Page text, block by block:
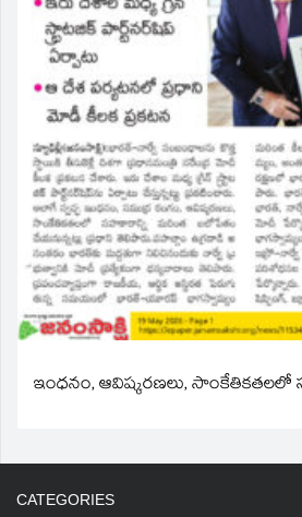
ఇంధనం, ఆవిష్కరణలు,
CATEGORIES